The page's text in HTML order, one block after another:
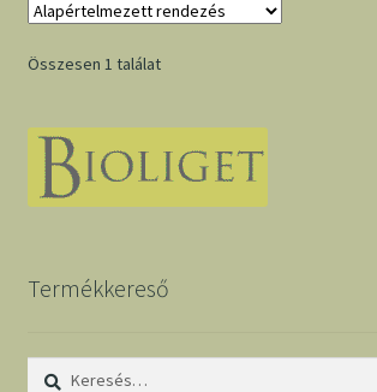
Összesen 1 találat
Termékkereső
Keresés: